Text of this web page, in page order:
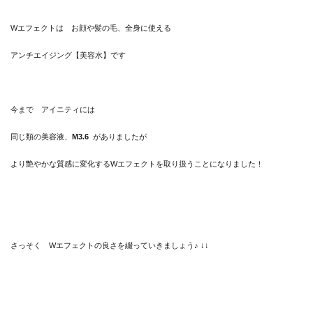
Wエフェクトは お顔や髪の毛、全身に使える
アンチエイジング【美容水】です
今まで アイニティには
同じ類の美容液、 M3.6 がありましたが
より艶やかな質感に変化するWエフェクトを取り扱うことになりました！
さっそく Wエフェクトの良さを綴っていきましょう♪ ↓↓